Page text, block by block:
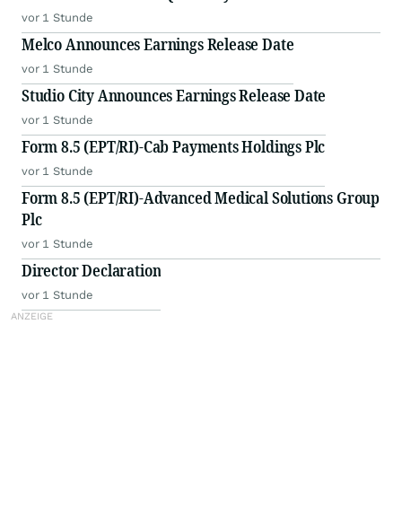
vor 1 Stunde
Melco Announces Earnings Release Date
vor 1 Stunde
Studio City Announces Earnings Release Date
vor 1 Stunde
Form 8.5 (EPT/RI)-Cab Payments Holdings Plc
vor 1 Stunde
Form 8.5 (EPT/RI)-Advanced Medical Solutions Group
Plc
vor 1 Stunde
Director Declaration
vor 1 Stunde